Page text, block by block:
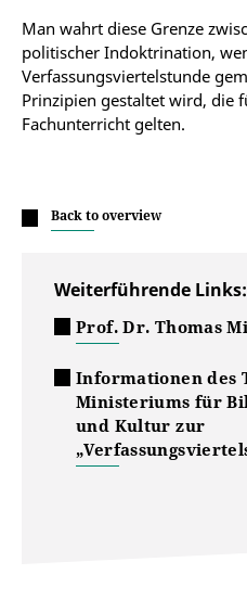
Man wahrt diese Grenze
politischer Indoktrination,
Verfassungsviertelstunde
Prinzipien gestaltet wird, die
Fachunterricht gelten.
Back to overview
Weiterführende Links:
Prof. Dr. Thomas
Informationen des
Ministeriums für
und Kultur zur